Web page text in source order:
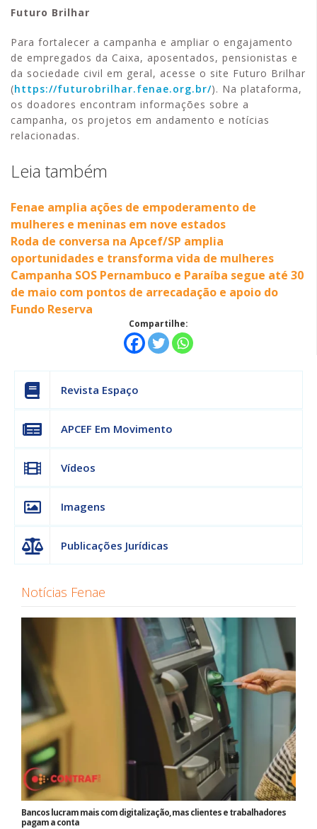
Futuro Brilhar
Para fortalecer a campanha e ampliar o engajamento
de empregados da Caixa, aposentados, pensionistas e
da sociedade civil em geral, acesse o site Futuro Brilhar
(https://futurobrilhar.fenae.org.br/). Na plataforma,
os doadores encontram informações sobre a
campanha, os projetos em andamento e notícias
relacionadas.
Leia também
Fenae amplia ações de empoderamento de
mulheres e meninas em nove estados
Roda de conversa na Apcef/SP amplia
oportunidades e transforma vida de mulheres
Campanha SOS Pernambuco e Paraíba segue até 30
de maio com pontos de arrecadação e apoio do
Fundo Reserva
Compartilhe:
Revista Espaço
APCEF Em Movimento
Vídeos
Imagens
Publicações Jurídicas
Notícias Fenae
Bancos lucram mais com digitalização, mas clientes e trabalhadores
pagam a conta